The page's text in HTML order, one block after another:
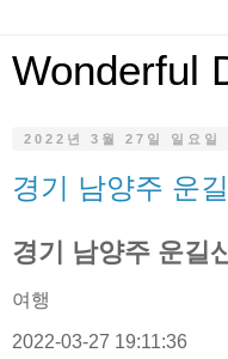
Wonderful
2022년 3월 27일 일요일
경기 남양주 운
경기 남양주 운길
여행
2022-03-27 19:11:36